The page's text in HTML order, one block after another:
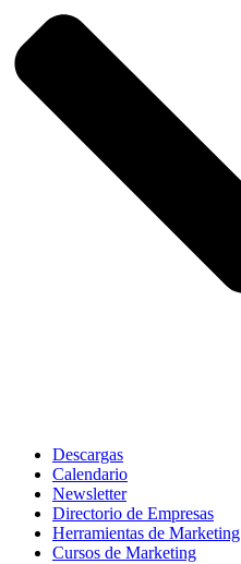
Descargas
Calendario
Newsletter
Directorio de Empresas
Herramientas de Marketing
Cursos de Marketing